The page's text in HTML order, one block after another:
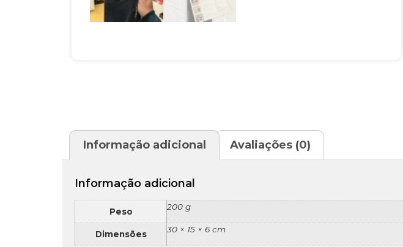
Informação adicional Avaliações (0)
Informação adicional
Peso 200 g
Dimensões 30 × 15 × 6 cm